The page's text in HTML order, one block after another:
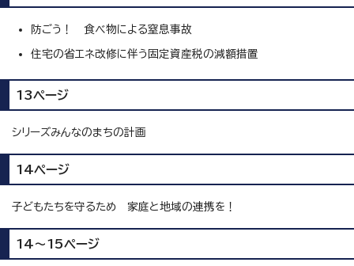
防ごう！ 食べ物による窒息事故
住宅の省エネ改修に伴う固定資産税の減額措置
13ページ
シリーズみんなのまちの計画
14ページ
子どもたちを守るため 家庭と地域の連携を！
14～15ページ